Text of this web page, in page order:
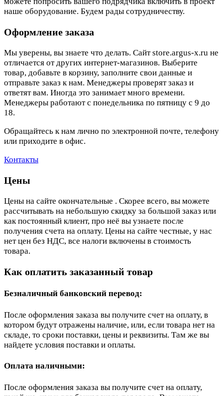
наше оборудование. Будем рады сотрудничеству.
Оформление заказа
Мы уверены, вы знаете что делать. Сайт store.argus-x.ru не
отличается от других интернет-магазинов. Выберите
товар, добавьте в корзину, заполните свои данные и
отправьте заказ к нам. Менеджеры проверят заказ и
ответят вам. Иногда это занимает много времени.
Менеджеры работают с понедельника по пятницу с 9 до
18.
Обращайтесь к нам лично по электронной почте, телефону
или приходите в офис.
Контакты
Цены
Цены на сайте окончательные . Скорее всего, вы можете
рассчитывать на небольшую скидку за большой заказ или
как постоянный клиент, про неё вы узнаете после
получения счета на оплату. Цены на сайте честные, у нас
нет цен без НДС, все налоги включены в стоимость
товара.
Как оплатить заказанный товар
Безналичный банковский перевод:
После оформления заказа вы получите счет на оплату, в
котором будут отражены наличие, или, если товара нет на
складе, то сроки поставки, цены и реквизиты. Там же вы
найдете условия поставки и оплаты.
Оплата наличными:
После оформления заказа вы получите счет на оплату,